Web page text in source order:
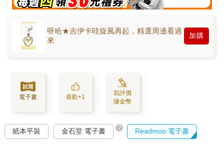
呀哈★吉伊卡哇旋風再起，精選周邊看過
來
加購
電子書 喜歡+1
寫評價
賺金幣
紙本平裝 金石堂 電子書 ? Readmoo 電子書